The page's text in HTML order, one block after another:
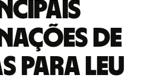
de
para Leu